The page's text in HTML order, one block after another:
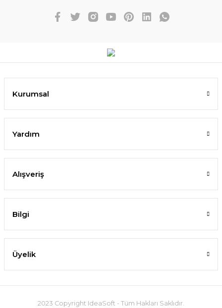
Kurumsal
Yardım
Alışveriş
Bilgi
Üyelik
2023 Copyright IdeaSoft - Tüm Hakları Saklıdır.